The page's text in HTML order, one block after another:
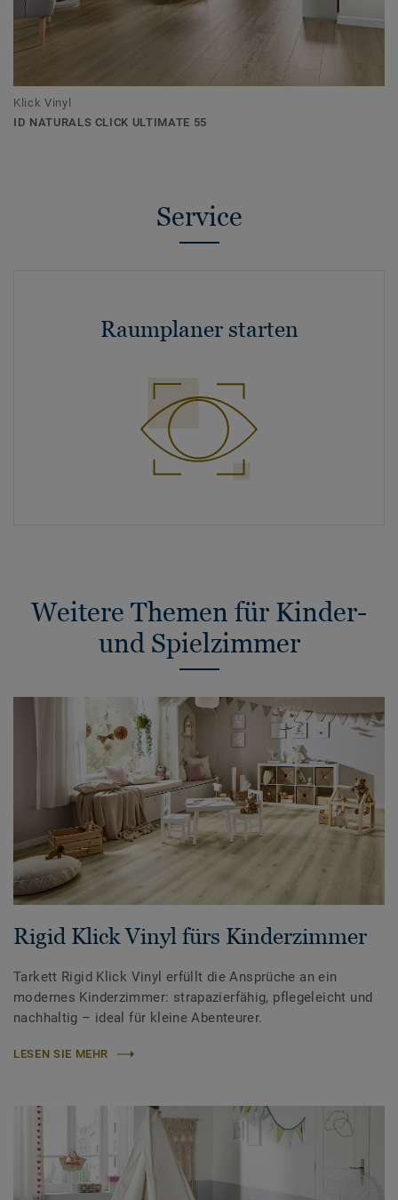
Klick Vinyl
ID NATURALS CLICK ULTIMATE 55
Service
Raumplaner starten
Weitere Themen für Kinder-
und Spielzimmer
Rigid Klick Vinyl fürs Kinderzimmer
Tarkett Rigid Klick Vinyl erfüllt die Ansprüche an ein
modernes Kinderzimmer: strapazierfähig, pflegeleicht und
nachhaltig – ideal für kleine Abenteurer.
LESEN SIE MEHR